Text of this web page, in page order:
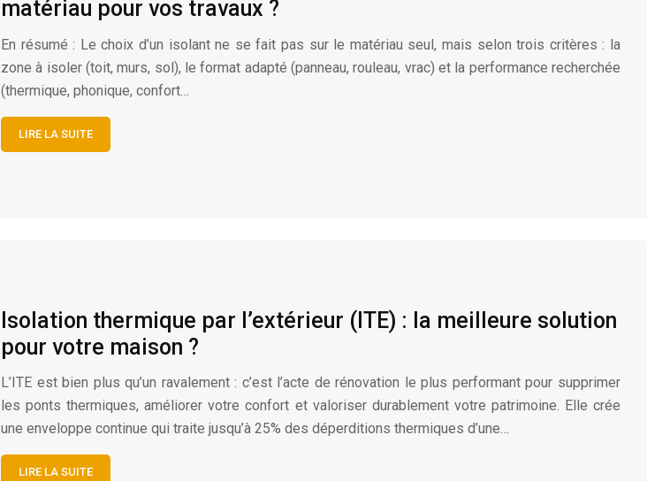
matériau pour vos travaux ?
En résumé : Le choix d’un isolant ne se fait pas sur le matériau seul, mais selon trois critères : la
zone à isoler (toit, murs, sol), le format adapté (panneau, rouleau, vrac) et la performance recherchée
(thermique, phonique, confort…
LIRE LA SUITE
Isolation thermique par l’extérieur (ITE) : la meilleure solution
pour votre maison ?
L’ITE est bien plus qu’un ravalement : c’est l’acte de rénovation le plus performant pour supprimer
les ponts thermiques, améliorer votre confort et valoriser durablement votre patrimoine. Elle crée
une enveloppe continue qui traite jusqu’à 25% des déperditions thermiques d’une…
LIRE LA SUITE